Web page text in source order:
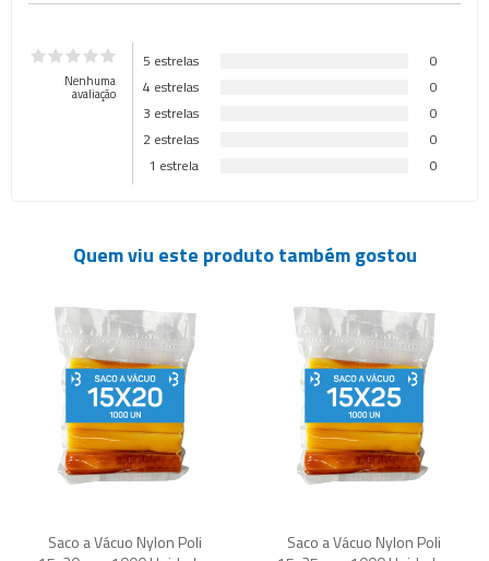
Nenhuma
avaliação
5 estrelas
0
4 estrelas
0
3 estrelas
0
2 estrelas
0
1 estrela
0
Quem viu este produto também gostou
Saco a Vácuo Nylon Poli
Saco a Vácuo Nylon Poli